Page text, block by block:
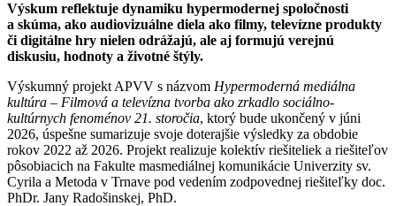
Výskum reflektuje dynamiku hypermodernej spoločnosti
a skúma, ako audiovizuálne diela ako filmy, televízne produkty
či digitálne hry nielen odrážajú, ale aj formujú verejnú
diskusiu, hodnoty a životné štýly.
Výskumný projekt APVV s názvom Hypermoderná mediálna
kultúra – Filmová a televízna tvorba ako zrkadlo sociálno-
kultúrnych fenoménov 21. storočia, ktorý bude ukončený v júni
2026, úspešne sumarizuje svoje doterajšie výsledky za obdobie
rokov 2022 až 2026. Projekt realizuje kolektív riešiteliek a riešiteľov
pôsobiacich na Fakulte masmediálnej komunikácie Univerzity sv.
Cyrila a Metoda v Trnave pod vedením zodpovednej riešiteľky doc.
PhDr. Jany Radošinskej, PhD.